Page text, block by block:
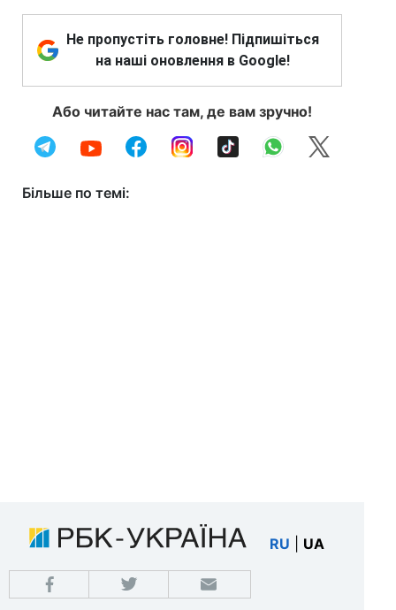
Не пропустіть головне! Підпишіться
на наші оновлення в Google!
Або читайте нас там, де вам зручно!
Більше по темі:
RU UA